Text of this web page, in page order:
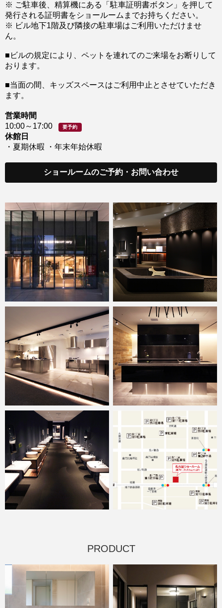
※ ご駐車後、精算機にある「駐車証明書ボタン」を押して
発行される証明書をショールームまでお持ちください。
※ ビル地下1階及び隣接の駐車場はご利用いただけませ
ん。
■ビルの規定により、ペットを連れてのご来場をお断りして
おります。
■当面の間、キッズスペースはご利用中止とさせていただき
ます。
営業時間
10:00～17:00
要予約
休館日
・夏期休暇 ・年末年始休暇
ショールームのご予約・お問い合わせ
PRODUCT